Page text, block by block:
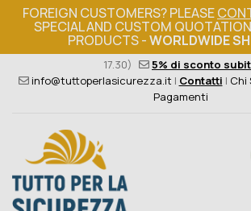
FOREIGN CUSTOMERS? PLEASE
SPECIAL AND CUSTOM
PRODUCTS -WORLDWIDE
Ordine minimo 149€+iva 376 004
17.30)
5% di sconto
info@tuttoperlasicurezza.it | Contatti | Chi
Pagamenti